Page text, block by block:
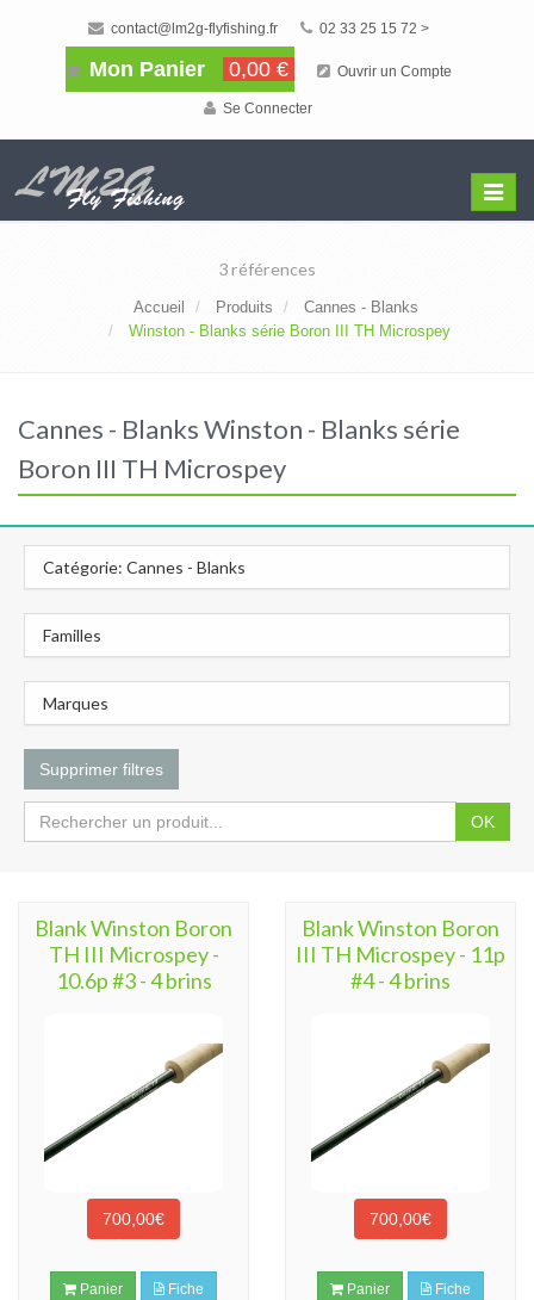
contact@lm2g-flyfishing.fr 02 33 25 15 72 >
Mon Panier 0,00 € Ouvrir un Compte
Se Connecter
Menu
3 références
Accueil Produits
Cannes - Blanks
Winston - Blanks série Boron III TH Microspey
Cannes - Blanks Winston - Blanks série
Boron III TH Microspey
Catégorie: Cannes - Blanks
Familles
Marques
Supprimer filtres
OK
Blank Winston Boron
TH III Microspey -
10.6p #3 - 4 brins
700,00€
Panier Fiche
Blank Winston Boron
III TH Microspey - 11p
#4 - 4 brins
700,00€
Panier Fiche